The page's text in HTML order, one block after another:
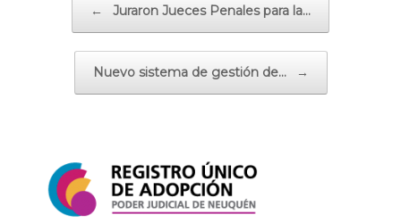
← Juraron Jueces Penales para la…
Nuevo sistema de gestión de… →